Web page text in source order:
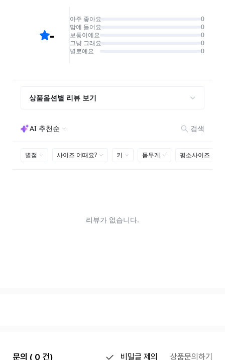
문의 ( 0 건) 비밀글 제외 상품문의하기